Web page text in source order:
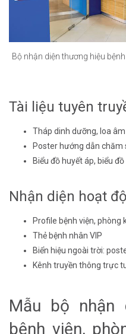
Bộ nhận diện thương hiệu
Tài liệu tuyên
Tháp dinh dưỡng, loa âm
Poster hướng dẫn chăm
Biểu đồ huyết áp, biểu
Nhận diện hoạt
Profile bệnh viện, phòng
Thẻ bệnh nhân VIP
Biển hiệu ngoài trời:
Kênh truyền thông trực
Mẫu bộ nhận
bệnh viện,